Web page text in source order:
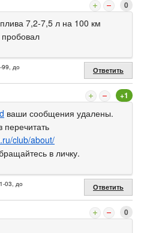
0
7,2-7,5 л на 100 км
99, до
Ответить
+1
ваши сообщения удалены.
club/about/
в личку.
03, до
Ответить
0